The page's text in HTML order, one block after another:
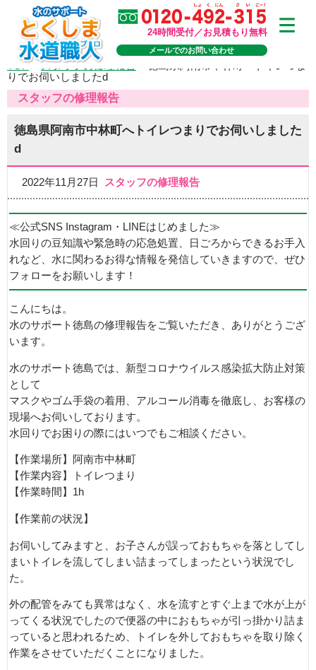
24時間受付／お見積もり無料
メールでのお問い合わせ
TOP>スタッフの修理報告
りでお伺いしましたd
スタッフの修理報告
徳島県阿南市中林町へトイレつまりでお伺いしました
d
2022年11月27日 スタッフの修理報告
≪公式SNS Instagram・LINEはじめました≫
水回りの豆知識や緊急時の応急処置、日ごろからできるお手入
れなど、水に関わるお得な情報を発信していきますので、ぜひ
フォローをお願いします！
こんにちは。
水のサポート徳島の修理報告をご覧いただき、ありがとうござ
います。
水のサポート徳島では、新型コロナウイルス感染拡大防止対策
として
マスクやゴム手袋の着用、アルコール消毒を徹底し、お客様の
現場へお伺いしております。
水回りでお困りの際にはいつでもご相談ください。
【作業場所】阿南市中林町
【作業内容】トイレつまり
【作業時間】1h
【作業前の状況】
お伺いしてみますと、お子さんが誤っておもちゃを落としてし
まいトイレを流してしまい詰まってしまったという状況でし
た。
外の配管をみても異常はなく、水を流すとすぐ上まで水が上が
ってくる状況でしたので便器の中におもちゃが引っ掛かり詰ま
っていると思われるため、トイレを外しておもちゃを取り除く
作業をさせていただくことになりました。